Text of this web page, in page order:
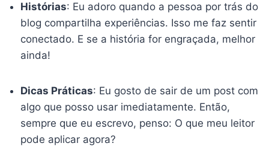
Histórias: Eu adoro quando a pessoa por trás do
blog compartilha experiências. Isso me faz sentir
conectado. E se a história for engraçada, melhor
ainda!
Dicas Práticas: Eu gosto de sair de um post com
algo que posso usar imediatamente. Então,
sempre que eu escrevo, penso: O que meu leitor
pode aplicar agora?